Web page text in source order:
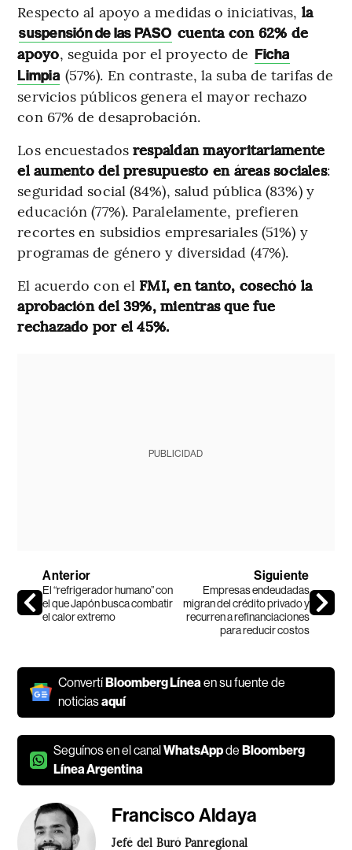
Respecto al apoyo a medidas o iniciativas, la
suspensión de las PASO cuenta con 62% de
apoyo, seguida por el proyecto de Ficha
Limpia (57%). En contraste, la suba de tarifas de
servicios públicos genera el mayor rechazo
con 67% de desaprobación.
Los encuestados respaldan mayoritariamente
el aumento del presupuesto en áreas sociales:
seguridad social (84%), salud pública (83%) y
educación (77%). Paralelamente, prefieren
recortes en subsidios empresariales (51%) y
programas de género y diversidad (47%).
El acuerdo con el FMI, en tanto, cosechó la
aprobación del 39%, mientras que fue
rechazado por el 45%.
PUBLICIDAD
Anterior
El “refrigerador humano” con
el que Japón busca combatir
el calor extremo
Siguiente
Empresas endeudadas
migran del crédito privado y
recurren a refinanciaciones
para reducir costos
ConvertíBloomberg Línea en su fuente de
noticiasaquí
Seguínos en el canalWhatsAppdeBloomberg
Línea Argentina
Francisco Aldaya
Jefé del Buró Panregional